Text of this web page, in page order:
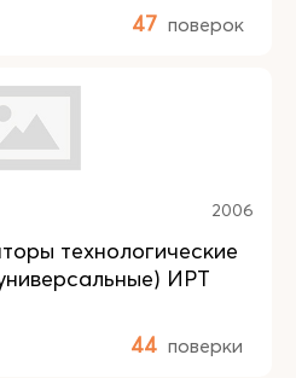
47 поверок
2006
технологические
ИРТ
44 поверки